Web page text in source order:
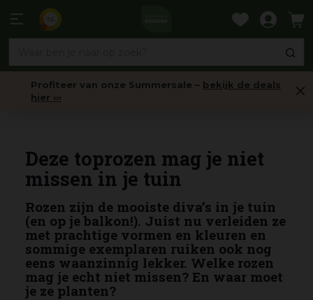
naar
Profiteer van onze Summersale – bekijk de deals
hier ›››
Deze toprozen mag je niet
missen in je tuin
Rozen zijn de mooiste diva’s in je tuin
(en op je balkon!). Juist nu verleiden ze
met prachtige vormen en kleuren en
sommige exemplaren ruiken ook nog
eens waanzinnig lekker. Welke rozen
mag je echt niet missen? En waar moet
je ze planten?